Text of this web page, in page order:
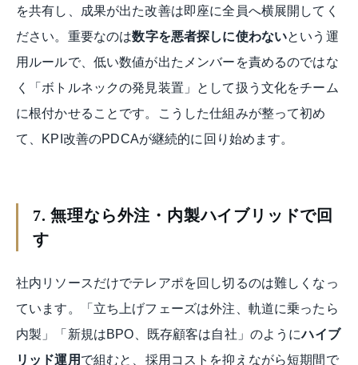
を共有し、成果が出た改善は即座に全員へ横展開してく
ださい。重要なのは数字を悪者探しに使わないという運
用ルールで、低い数値が出たメンバーを責めるのではな
く「ボトルネックの発見装置」として扱う文化をチーム
に根付かせることです。こうした仕組みが整って初め
て、KPI改善のPDCAが継続的に回り始めます。
7. 無理なら外注・内製ハイブリッドで回
す
社内リソースだけでテレアポを回し切るのは難しくなっ
ています。「立ち上げフェーズは外注、軌道に乗ったら
内製」「新規はBPO、既存顧客は自社」のようにハイブ
リッド運用 で組むと、採用コストを抑えながら短期間で